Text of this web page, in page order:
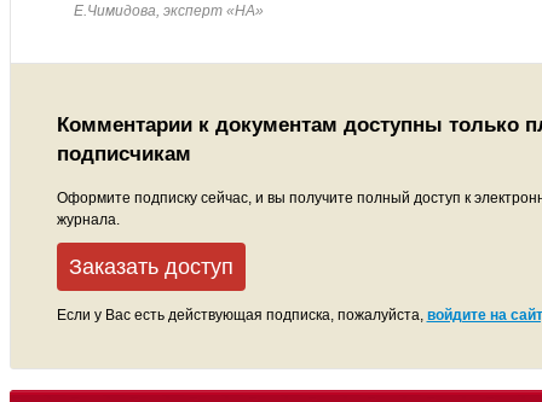
Е.Чимидова, эксперт «НА»
Комментарии к документам доступны только
подписчикам
Оформите подписку сейчас, и вы получите полный доступ к
журнала.
Заказать доступ
Если у Вас есть действующая подписка, пожалуйста, войдите на